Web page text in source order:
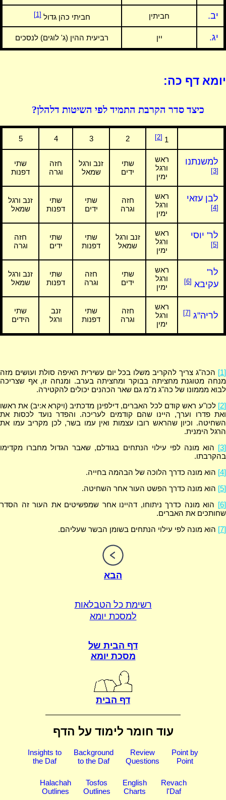
יב. חביתין חביתי כהן גדול[1]
יג. יין רביעית ההין (ג' לוגים) לנסכים
יומא דף כה:
כיצד סדר הקרבת התמיד לפי השיטות דלהלן?
1
[2]
2
3
4
5
למשנתנו
[3]
ראש
ורגל
ימין
שתי
ידים
זנב ורגל
שמאל
חזה
וגרה
שתי
דפנות
לבן עזאי
[4]
ראש
ורגל
ימין
חזה
וגרה
שתי
ידים
שתי
דפנות
זנב ורגל
שמאל
לר' יוסי
[5]
ראש
ורגל
ימין
זנב ורגל
שמאל
שתי
דפנות
שתי
ידים
חזה
וגרה
לר'
עקיבא [6]
ראש
ורגל
ימין
שתי
ידים
חזה
וגרה
שתי
דפנות
זנב ורגל
שמאל
לריה"ג [7]
ראש
ורגל
ימין
חזה
וגרה
שתי
דפנות
זנב
ורגל
שתי
הידים
[1]
הכה"ג צריך להקריב משלו בכל יום עשירית האיפה סולת ועושים מזה
מנחה מטוגנת מחציתה בבוקר ומחציתה בערב. ומנחה זו, אף שצריכה
לבוא מממונו של כה"ג מ"מ גם שאר הכהנים יכולים להקטירה.
[2]
לכו"ע ראש קודם לכל האברים, דילפינן מדכתיב (ויקרא א:יב) את ראשו
ואת פדרו וערך, היינו שהם קודמים לעריכה. והפדר נועד לכסות את
השחיטה. וכיון שהראש רובו עצמות ואין עמו בשר, לכן מקריב עמו את
הרגל הימנית.
[3]
הוא מונה לפי עילוי הנתחים בגודלם, שאבר הגדול מחברו מקדימו
בהקרבתו.
[4]
הוא מונה כדרך הלוכה של הבהמה בחייה.
[5]
הוא מונה כדרך הפשט העור אחר השחיטה.
[6]
הוא מונה כדרך ניתוחו, דהיינו אחר שמפשיטים את העור זה הסדר
שחותכים את האברים.
[7]
הוא מונה לפי עילוי הנתחים בשומן הבשר שעליהם.
הבא
רשימת כל הטבלאות
למסכת יומא
דף הבית של
מסכת יומא
דף הבית
עוד חומר לימוד על הדף
Insights to
the Daf
Background
to the Daf
Review
Questions
Point by
Point
Halachah
Outlines
Tosfos
Outlines
English
Charts
Revach
l'Daf